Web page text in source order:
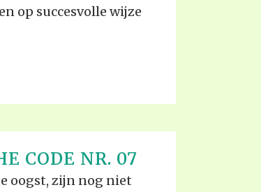
op succesvolle wijze
CODE NR. 07
oogst, zijn nog niet